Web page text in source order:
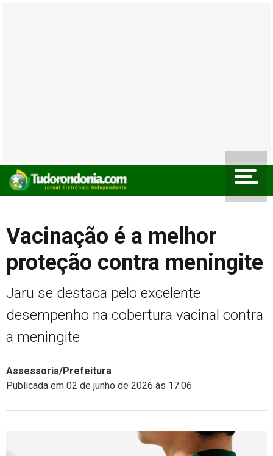
Vacinação é a melhor
proteção contra meningite
Jaru se destaca pelo excelente
desempenho na cobertura vacinal contra
a meningite
Assessoria/Prefeitura
Publicada em 02 de junho de 2026 às 17:06